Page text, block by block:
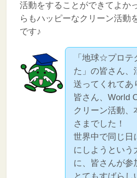
活動をすることができてよか
らもハッピーなクリーン活動
です♪
「地球☆プロ
た」の皆さん、
送ってくれてあ
皆さん、World
クリーン活動、
さまでした！
世界中で同じ日
にしようという
に、皆さんが参